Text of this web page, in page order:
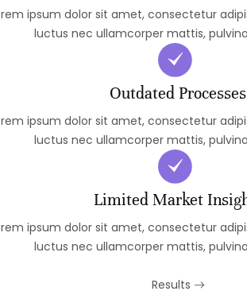
ipsum dolor sit amet, consectetur
luctus nec ullamcorper mattis,
Outdated Processes
ipsum dolor sit amet, consectetur
luctus nec ullamcorper mattis,
Limited Market
ipsum dolor sit amet, consectetur
luctus nec ullamcorper mattis,
Results